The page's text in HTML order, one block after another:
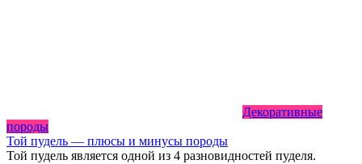
Декоративные
породы
Той пудель — плюсы и минусы породы
Той пудель является одной из 4 разновидностей пуделя.